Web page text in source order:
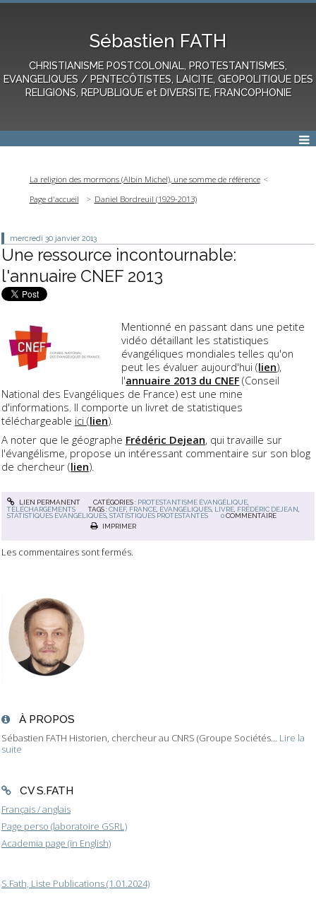
Sébastien FATH
CHRISTIANISME POSTCOLONIAL, PROTESTANTISMES,
EVANGELIQUES / PENTECÔTISTES, LAICITE, GEOPOLITIQUE DES
RELIGIONS, REPUBLIQUE et DIVERSITE, FRANCOPHONIE
À PROPOS
Sébastien FATH Historien, chercheur au CNRS (Groupe Sociétés... Lire la
suite
CV S.FATH
Français / anglais
Page perso (laboratoire GSRL)
Academia page (in English)
S.Fath, Liste Publications (1.01.2024)
La religion des mormons (Albin Michel), une somme de référence
Page d'accueil
Daniel Bordreuil (1929-2013)
mercredi 30 janvier 2013
Une ressource incontournable:
l'annuaire CNEF 2013
Mentionné en passant dans une petite
vidéo détaillant les statistiques
évangéliques mondiales telles qu'on
peut les évaluer aujourd'hui (lien),
l'annuaire 2013 du CNEF (Conseil
National des Evangéliques de France) est une mine
d'informations. Il comporte un livret de statistiques
téléchargeable ici (lien)
A noter que le géographe Frédéric Dejean, qui travaille sur
l'évangélisme, propose un intéressant commentaire sur son blog
de chercheur (lien).
LIEN PERMANENT CATÉGORIES : PROTESTANTISME ÉVANGÉLIQUE,
TÉLÉCHARGEMENTS
TAGS :CNEF, FRANCE, ÉVANGÉLIQUES, LIVRE, FRÉDÉRIC DEJEAN,
STATISTIQUES ÉVANGÉLIQUES,STATISTIQUES PROTESTANTES 0 COMMENTAIRE
IMPRIMER
Les commentaires sont fermés.